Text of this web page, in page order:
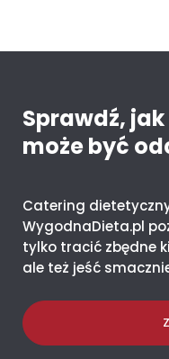
Sprawdź,
może być
Catering
WygodnaDieta.pl
tylko tracić zbędne
ale też jeść